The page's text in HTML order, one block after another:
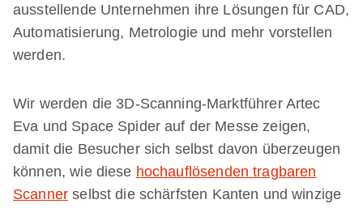
ausstellende Unternehmen ihre Lösungen für CAD,
Automatisierung, Metrologie und mehr vorstellen
werden.
Wir werden die 3D-Scanning-Marktführer Artec
Eva und Space Spider auf der Messe zeigen,
damit die Besucher sich selbst davon überzeugen
können, wie diese hochauflösenden tragbaren
Scanner selbst die schärfsten Kanten und winzige